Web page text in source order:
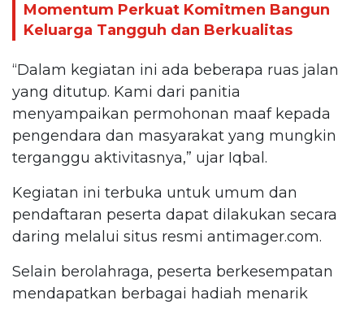
Momentum Perkuat Komitmen Bangun
Keluarga Tangguh dan Berkualitas
“Dalam kegiatan ini ada beberapa ruas jalan
yang ditutup. Kami dari panitia
menyampaikan permohonan maaf kepada
pengendara dan masyarakat yang mungkin
terganggu aktivitasnya,” ujar Iqbal.
Kegiatan ini terbuka untuk umum dan
pendaftaran peserta dapat dilakukan secara
daring melalui situs resmi antimager.com.
Selain berolahraga, peserta berkesempatan
mendapatkan berbagai hadiah menarik